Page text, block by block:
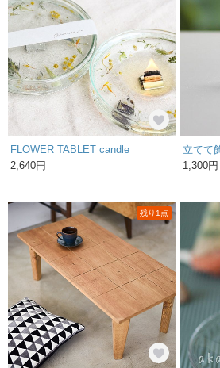
FLOWER TABLET candle
2,640円
1,300円
残り1点